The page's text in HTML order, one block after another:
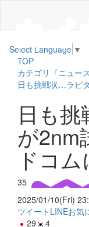
Select Language ▼
TOP
カテゴリ『ニュース
日も挑戦状…ラピ
日も
が2nm
ドコ
35
2025/01/10(Fri)
ツイート LINEお気
29
4